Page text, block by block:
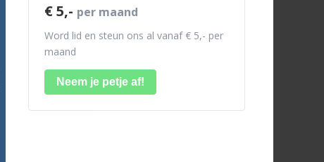
€ 5,- per maand
Word lid en steun ons al vanaf € 5,- per
maand
Neem je petje af!